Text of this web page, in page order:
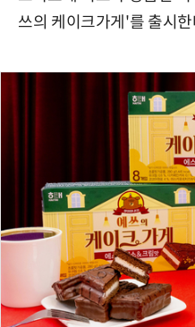
쓰의 케이크가게'를 출시